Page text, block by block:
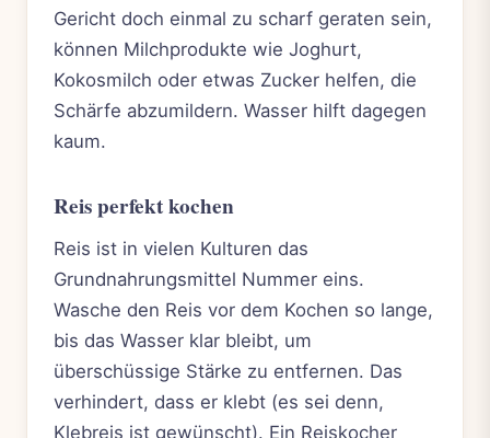
Gericht doch einmal zu scharf geraten sein,
können Milchprodukte wie Joghurt,
Kokosmilch oder etwas Zucker helfen, die
Schärfe abzumildern. Wasser hilft dagegen
kaum.
Reis perfekt kochen
Reis ist in vielen Kulturen das
Grundnahrungsmittel Nummer eins.
Wasche den Reis vor dem Kochen so lange,
bis das Wasser klar bleibt, um
überschüssige Stärke zu entfernen. Das
verhindert, dass er klebt (es sei denn,
Klebreis ist gewünscht). Ein Reiskocher